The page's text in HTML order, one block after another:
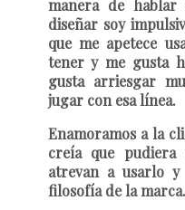
manera de
diseñar soy
que me apetece
tener y me gusta
gusta arriesgar
jugar con esa línea.
Enamoramos a la
creía que
atrevan a usarlo
filosofía de la marca.